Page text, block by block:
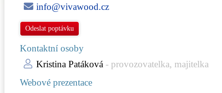
info@vivawood.cz
Odeslat poptávku
Kontaktní osoby
Kristina Patáková - provozovatelka, majitelka
Webové prezentace